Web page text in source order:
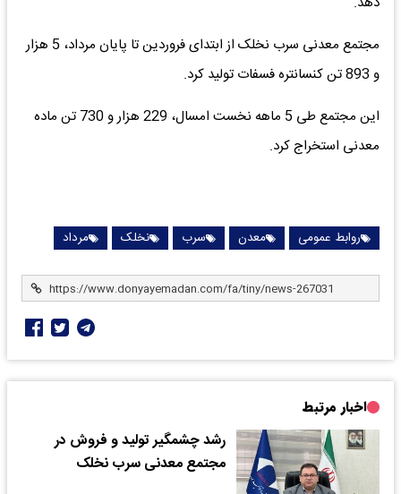
مجتمع معدنی سرب نخلک از ابتدای فروردین تا پایان مرداد، 5 هزار
و 893 تن کنسانتره فسفات تولید کرد.
این مجتمع طی 5 ماهه نخست امسال، 229 هزار و 730 تن ماده
معدنی استخراج کرد.
روابط عمومی معدن سرب نخلک مرداد
اخبار مرتبط
رشد چشمگیر تولید و فروش در
مجتمع معدنی سرب نخلک